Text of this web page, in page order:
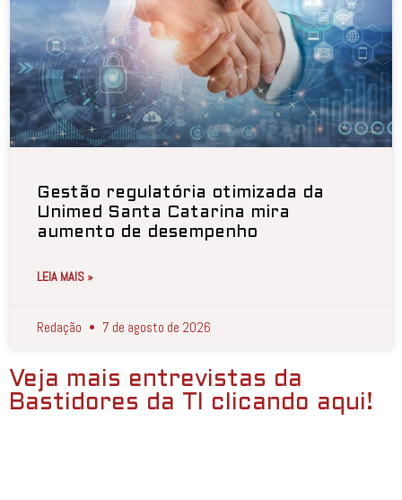
Gestão regulatória otimizada da
Unimed Santa Catarina mira
aumento de desempenho
LEIA MAIS »
Redação 7 de agosto de 2026
Veja mais entrevistas da
Bastidores da TI clicando aqui!